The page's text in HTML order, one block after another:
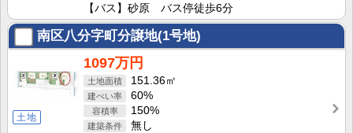
【バス】砂原 バス停徒歩6分
南区八分字町分譲地(1号地)
土地
1097万円
151.36㎡
60%
150%
無し